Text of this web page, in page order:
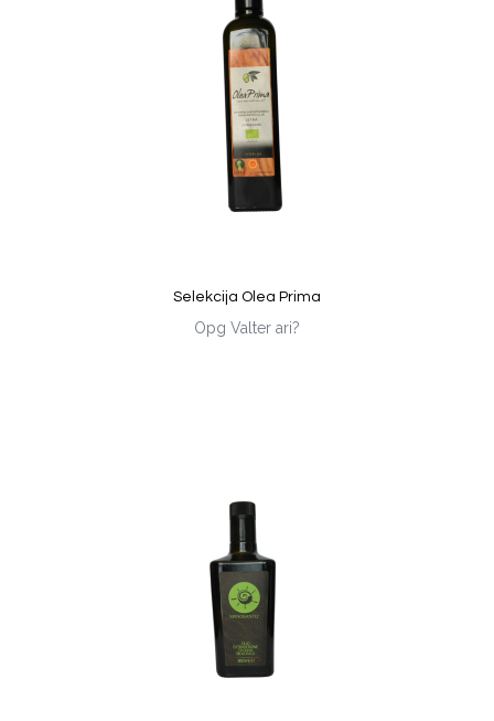
Selekcija Olea Prima
Opg Valter ari?